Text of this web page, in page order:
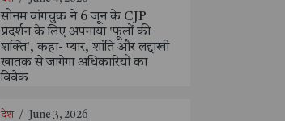
सोनम वांगचुक ने 6 जून के CJP
प्रदर्शन के लिए अपनाया 'फूलों की
शक्ति', कहा- प्यार, शांति और लद्दाखी
खातक से जागेगा अधिकारियों का
विवेक
देश / June 3, 2026